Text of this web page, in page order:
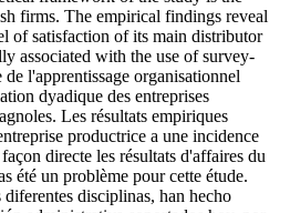
firms. The empirical findings reveal
of satisfaction of its main distributor
associated with the use of survey-
l'apprentissage organisationnel
dyadique des entreprises
Les résultats empiriques
productrice a une incidence
directe les résultats d'affaires du
été un problème pour cette étude.
disciplinas, han hecho